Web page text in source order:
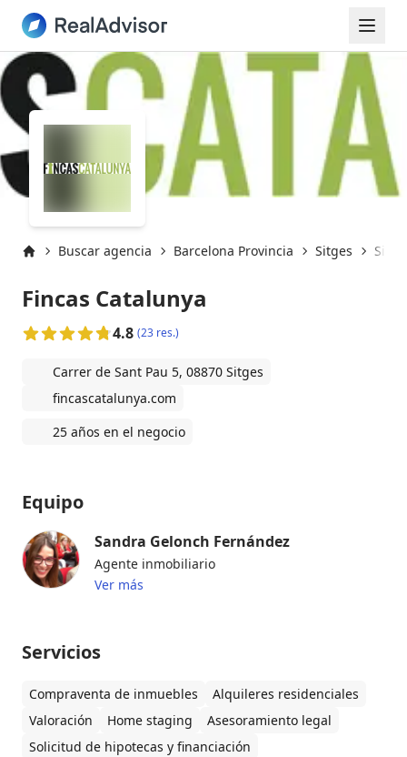
Buscar agencia Barcelona Provincia Sitges
Fincas Catalunya
4.8 (23 res.)
Carrer de Sant Pau 5, 08870 Sitges
fincascatalunya.com
25 años en el negocio
Equipo
Sandra Gelonch Fernández
Agente inmobiliario
Ver más
Servicios
Compraventa de inmuebles
Alquileres residenciales
Valoración
Home staging
Asesoramiento legal
Solicitud de hipotecas y financiación